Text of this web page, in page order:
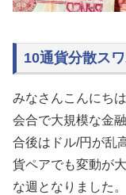
10通貨分散ス
みなさんこんにち
会合で大規模な金
合後はドル/円が乱
貨ペアでも変動が
な週となりました。